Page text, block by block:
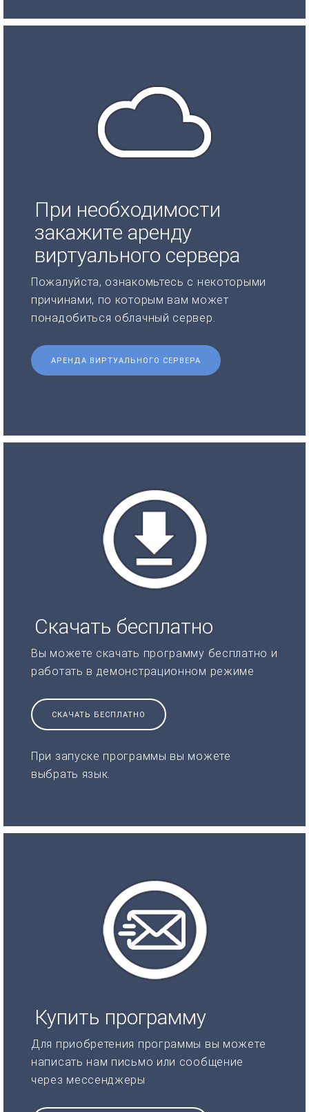
При необходимости
закажите аренду
виртуального сервера
Пожалуйста, ознакомьтесь с некоторыми
причинами, по которым вам может
понадобиться облачный сервер.
АРЕНДА ВИРТУАЛЬНОГО СЕРВЕРА
Скачать бесплатно
Вы можете скачать программу бесплатно и
работать в демонстрационном режиме
СКАЧАТЬ БЕСПЛАТНО
При запуске программы вы можете
выбрать язык.
Купить программу
Для приобретения программы вы можете
написать нам письмо или сообщение
через мессенджеры